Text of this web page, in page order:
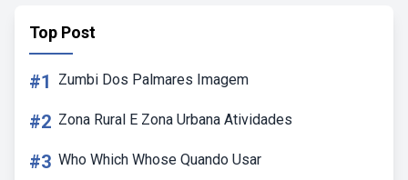
Top Post
#1 Zumbi Dos Palmares Imagem
#2 Zona Rural E Zona Urbana Atividades
#3 Who Which Whose Quando Usar